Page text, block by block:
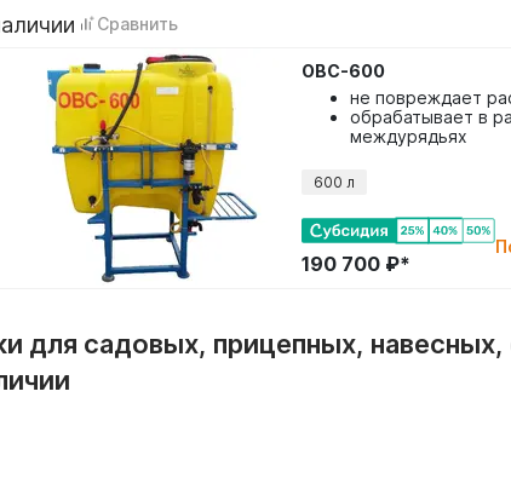
Сравнить
ОВС-600
не повреждает
обрабатывает в
междурядьях
столкновения с
препятствиями
600 л
190 700 ₽*
для садовых, прицепных,